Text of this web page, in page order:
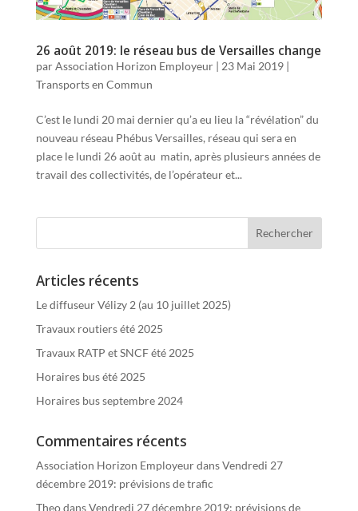
26 août 2019: le réseau bus de Versailles change
parAssociation Horizon Employeur| 23 Mai 2019|
Transports en Commun
C’est le lundi 20 mai dernier qu’a eu lieu la “révélation” du
nouveau réseau Phébus Versailles, réseau qui sera en
place le lundi 26 août au matin, après plusieurs années de
travail des collectivités, de l’opérateur et...
Articles récents
Le diffuseur Vélizy 2 (au 10 juillet 2025)
Travaux routiers été 2025
Travaux RATP et SNCF été 2025
Horaires bus été 2025
Horaires bus septembre 2024
Commentaires récents
Association Horizon EmployeurdansVendredi 27
décembre 2019: prévisions de trafic
TheodansVendredi 27 décembre 2019: prévisions de